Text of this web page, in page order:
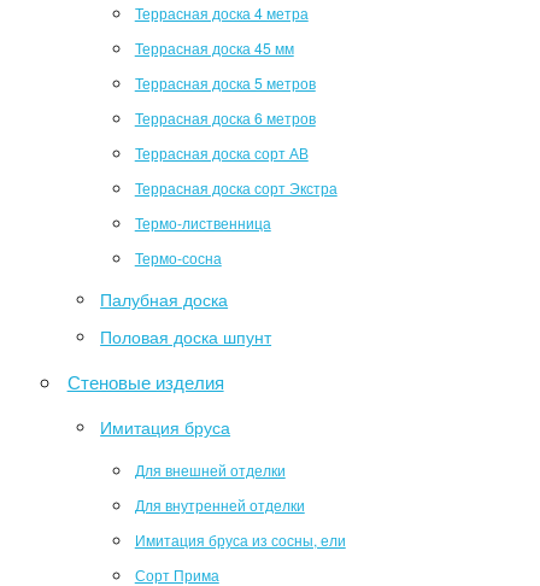
Террасная доска 4 метра
Террасная доска 45 мм
Террасная доска 5 метров
Террасная доска 6 метров
Террасная доска сорт АВ
Террасная доска сорт Экстра
Термо-лиственница
Термо-сосна
Палубная доска
Половая доска шпунт
Стеновые изделия
Имитация бруса
Для внешней отделки
Для внутренней отделки
Имитация бруса из сосны, ели
Сорт Прима